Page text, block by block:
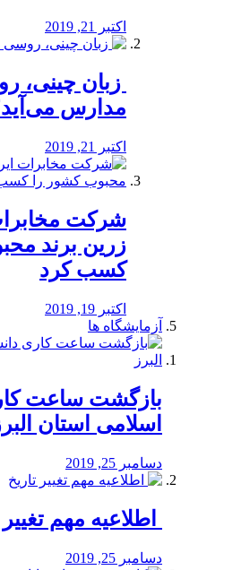
اکتبر 21, 2019
زبان چینی،
مدارس
اکتبر 21, 2019
شرکت
زرین برند
کسب کرد
اکتبر 19, 2019
آزمایشگاه ها
بازگشت ساعت
اسلامی استان
دسامبر 25, 2019
اطلاعیه مهم
دسامبر 25, 2019